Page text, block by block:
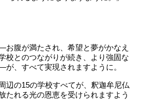
お腹が満たされ、希望と夢がかなえ
校とのつながりが続き、より強固な
が、すべて実現されますように。
辺の15の学校すべてが、釈迦牟尼仏
たれる光の恩恵を受けられますよう